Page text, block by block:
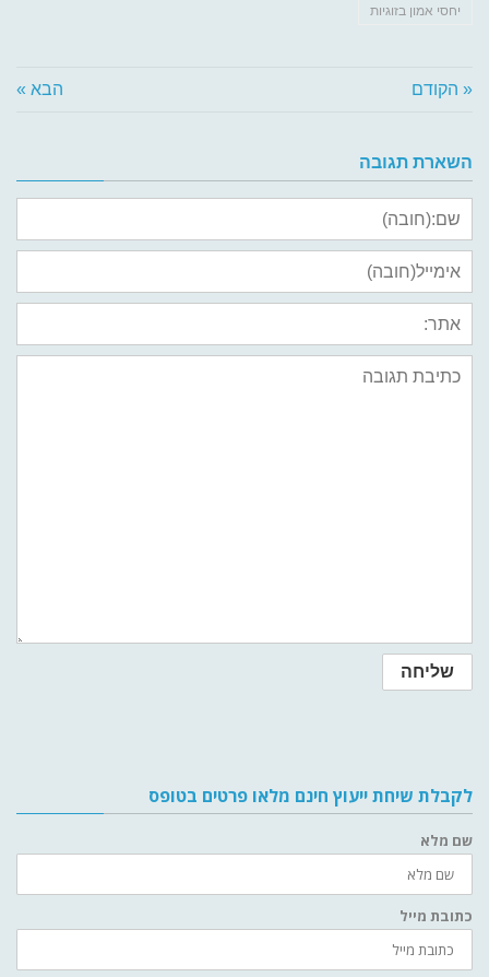
יחסי אמון בזוגיות
« הקודם הבא »
השארת תגובה
לקבלת שיחת ייעוץ חינם מלאו פרטים בטופס
שם מלא
כתובת מייל